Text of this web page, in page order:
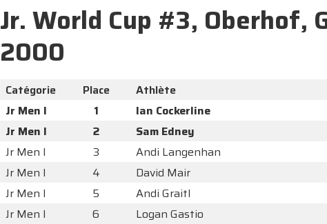
Jr. World Cup #3, Oberhof,
2000
Catégorie Place Athlète
Jr Men I
1 Ian Cockerline
Jr Men I
2 Sam Edney
Jr Men I
3 Andi Langenhan
Jr Men I
4 David Mair
Jr Men I
5 Andi Graitl
Jr Men I
6 Logan Gastio